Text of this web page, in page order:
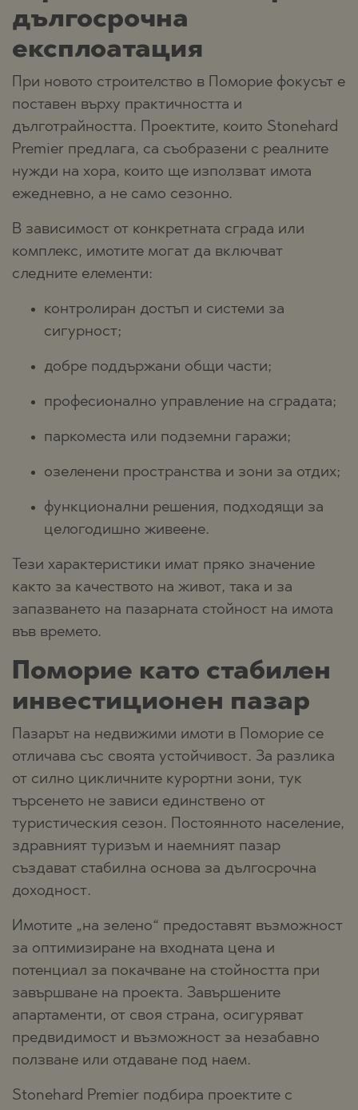
дългосрочна
експлоатация
При новото строителство в Поморие фокусът е
поставен върху практичността и
дълготрайността. Проектите, които Stonehard
Premier предлага, са съобразени с реалните
нужди на хора, които ще използват имота
ежедневно, а не само сезонно.
В зависимост от конкретната сграда или
комплекс, имотите могат да включват
следните елементи:
контролиран достъп и системи за
сигурност;
добре поддържани общи части;
професионално управление на сградата;
паркоместа или подземни гаражи;
озеленени пространства и зони за отдих;
функционални решения, подходящи за
целогодишно живеене.
Тези характеристики имат пряко значение
както за качеството на живот, така и за
запазването на пазарната стойност на имота
във времето.
Поморие като стабилен
инвестиционен пазар
Пазарът на недвижими имоти в Поморие се
отличава със своята устойчивост. За разлика
от силно цикличните курортни зони, тук
търсенето не зависи единствено от
туристическия сезон. Постоянното население,
здравният туризъм и наемният пазар
създават стабилна основа за дългосрочна
доходност.
Имотите „на зелено“ предоставят възможност
за оптимизиране на входната цена и
потенциал за покачване на стойността при
завършване на проекта. Завършените
апартаменти, от своя страна, осигуряват
предвидимост и възможност за незабавно
ползване или отдаване под наем.
Stonehard Premier подбира проектите с